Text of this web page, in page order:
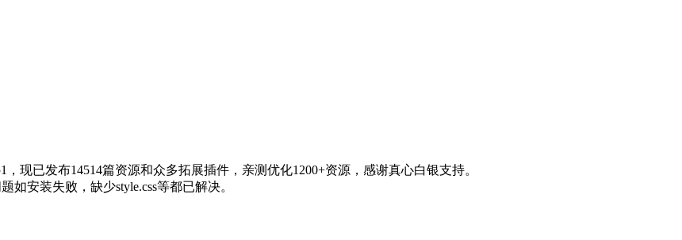
现已发布14514篇资源和众多拓展插件，亲测优化1200+资源，感谢真心白银支持。
如安装失败，缺少style.css等都已解决。